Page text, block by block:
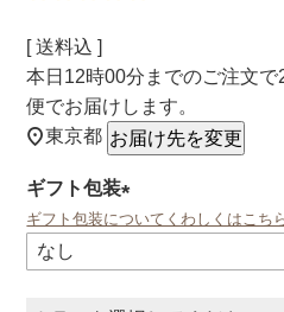
送料込
本日 12時00分 までのご注文で
便でお届けします。
東京都 お届け先を変更
ギフト包装
(必
ギフト包装についてくわしくはこ